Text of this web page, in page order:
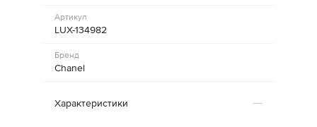
Артикул
LUX-134982
Бренд
Chanel
Характеристики